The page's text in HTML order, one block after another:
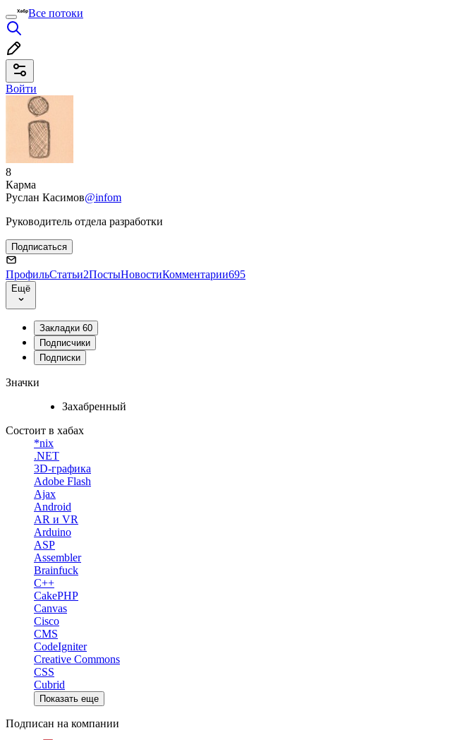
Все потоки
Войти
8
Карма
Руслан Касимов@infom
Руководитель отдела разработки
Подписаться
ПрофильСтатьи2ПостыНовостиКомментарии695
Ещё
Закладки 60
Подписчики
Подписки
Значки
Захабренный
Состоит в хабах
*nix
.NET
3D-графика
Adobe Flash
Ajax
Android
AR и VR
Arduino
ASP
Assembler
Brainfuck
C++
CakePHP
Canvas
Cisco
CMS
CodeIgniter
Creative Commons
CSS
Cubrid
Показать еще
Подписан на компании